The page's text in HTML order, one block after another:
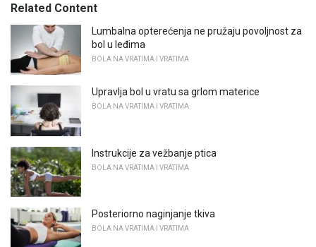
Related Content
Lumbalna opterećenja ne pružaju povoljnost za
bol u leđima
BOLA NA VRATIMA I VRATIMA
Upravlja bol u vratu sa grlom materice
BOLA NA VRATIMA I VRATIMA
Instrukcije za vežbanje ptica
BOLA NA VRATIMA I VRATIMA
Posteriorno naginjanje tkiva
BOLA NA VRATIMA I VRATIMA